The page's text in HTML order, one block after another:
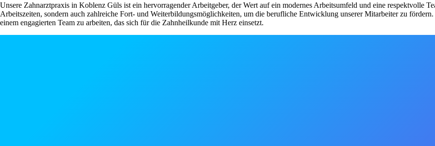
Unsere Zahnarztpraxis in Koblenz Güls ist ein hervorragender Arbeitgeber, der Wert auf ein modernes Arbeitsumfeld und eine respektvolle
Arbeitszeiten, sondern auch zahlreiche Fort- und Weiterbildungsmöglichkeiten, um die berufliche Entwicklung unserer Mitarbeiter zu
einem engagierten Team zu arbeiten, das sich für die Zahnheilkunde mit Herz einsetzt.